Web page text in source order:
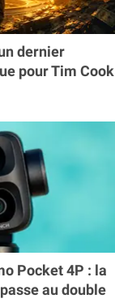
dernier
pour Tim Cook
Pocket 4P : la
au double